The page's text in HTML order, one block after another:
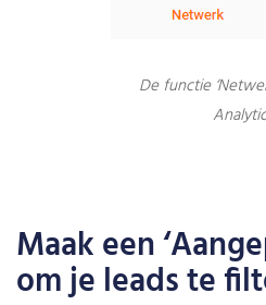
De functie
Maak een
om je leads te